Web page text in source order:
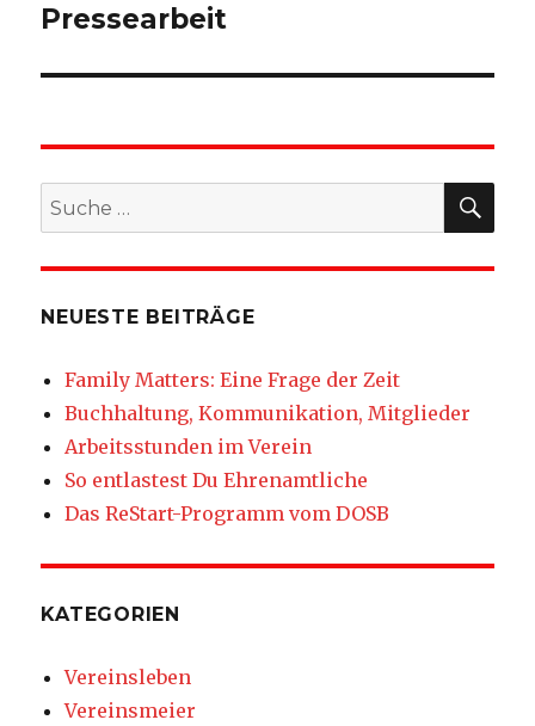
Pressearbeit
Suche
nach:
NEUESTE BEITRÄGE
Family Matters: Eine Frage der Zeit
Buchhaltung, Kommunikation, Mitglieder
Arbeitsstunden im Verein
So entlastest Du Ehrenamtliche
Das ReStart-Programm vom DOSB
KATEGORIEN
Vereinsleben
Vereinsmeier